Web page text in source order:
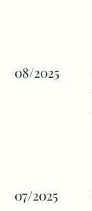
08/2025
07/2025